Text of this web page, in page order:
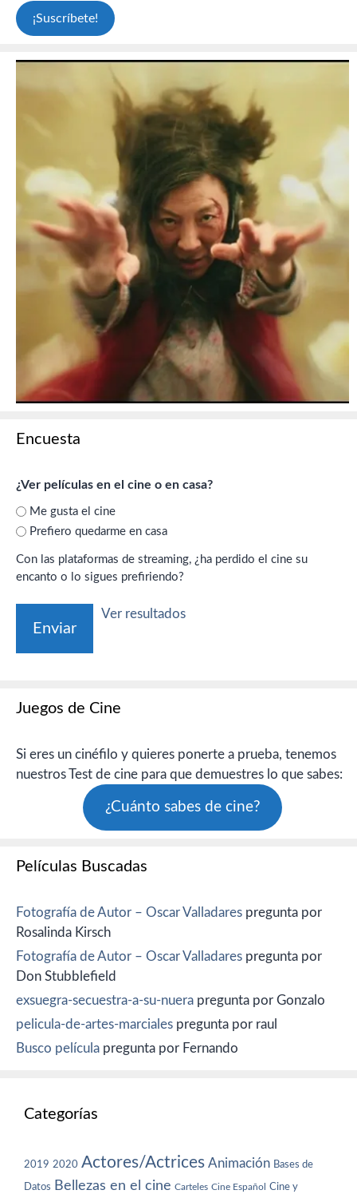
Encuesta
¿Ver películas en el cine o en casa?
Me gusta el cine
Prefiero quedarme en casa
Con las plataformas de streaming, ¿ha perdido el cine su
encanto o lo sigues prefiriendo?
Ver resultados
Juegos de Cine
Si eres un cinéfilo y quieres ponerte a prueba, tenemos
nuestros Test de cine para que demuestres lo que sabes:
¿Cuánto sabes de cine?
Películas Buscadas
Fotografía de Autor – Oscar Valladares pregunta por
Rosalinda Kirsch
Fotografía de Autor – Oscar Valladares pregunta por
Don Stubblefield
exsuegra-secuestra-a-su-nuera pregunta por Gonzalo
pelicula-de-artes-marciales pregunta por raul
Busco película pregunta por Fernando
Categorías
2019 2020 Actores/Actrices Animación Bases de
Datos Bellezas en el cine Carteles Cine Español Cine y